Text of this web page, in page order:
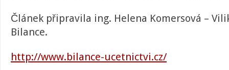
Článek připravila ing. Helena Komersová –
Bilance.
http://www.bilance-ucetnictvi.cz/